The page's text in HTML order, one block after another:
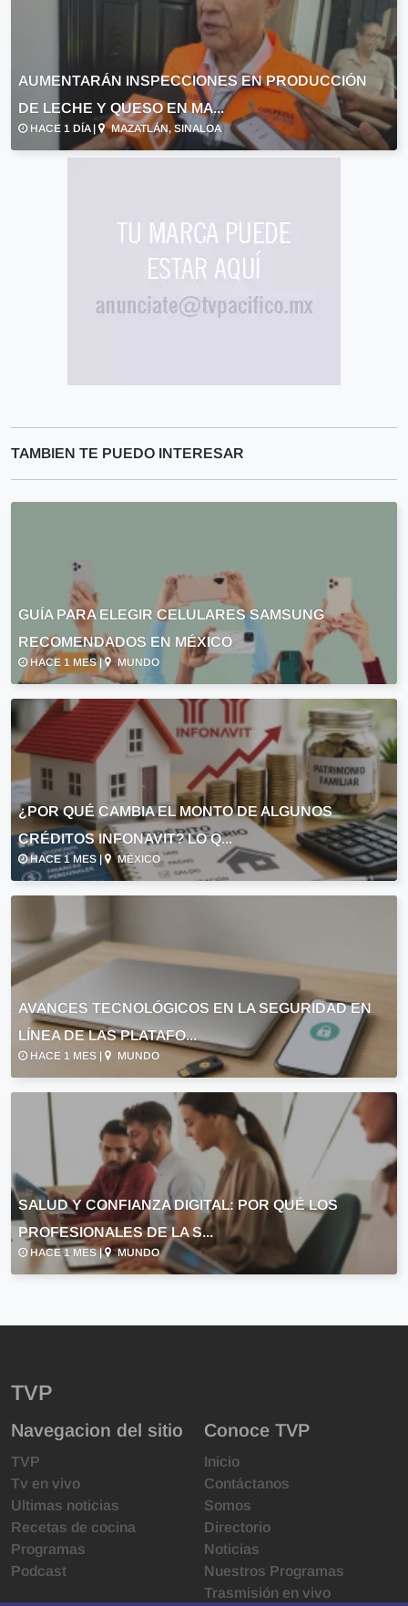
AUMENTARÁN INSPECCIONES EN PRODUCCIÓN
DE LECHE Y QUESO EN MA...
HACE 1 DÍA | MAZATLÁN, SINALOA
TAMBIEN TE PUEDO INTERESAR
GUÍA PARA ELEGIR CELULARES SAMSUNG
RECOMENDADOS EN MÉXICO
HACE 1 MES | MUNDO
¿POR QUÉ CAMBIA EL MONTO DE ALGUNOS
CRÉDITOS INFONAVIT? LO Q...
HACE 1 MES | MÉXICO
AVANCES TECNOLÓGICOS EN LA SEGURIDAD EN
LÍNEA DE LAS PLATAFO...
HACE 1 MES | MUNDO
SALUD Y CONFIANZA DIGITAL: POR QUÉ LOS
PROFESIONALES DE LA S...
HACE 1 MES | MUNDO
TVP
Navegacion del sitio
TVP
Tv en vivo
Ultimas noticias
Recetas de cocina
Programas
Podcast
Conoce TVP
Inicio
Contáctanos
Somos
Directorio
Noticias
Nuestros Programas
Trasmisión en vivo